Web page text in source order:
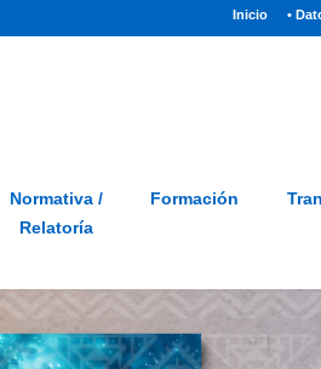
Inicio(current)
•
Glosario PQRSD Preguntas
Normativa /
Relatoría
Formación